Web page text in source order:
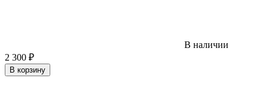
В наличии
2 300 ₽
В корзину